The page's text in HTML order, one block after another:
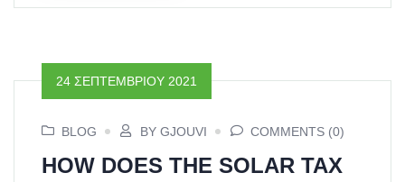
24 ΣΕΠΤΕΜΒΡΊΟΥ 2021
BLOG BY GJOUVI COMMENTS (0)
HOW DOES THE SOLAR TAX